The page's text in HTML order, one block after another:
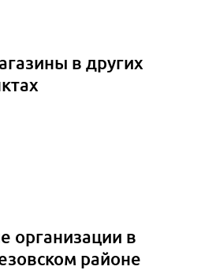
в других
организации в
районе